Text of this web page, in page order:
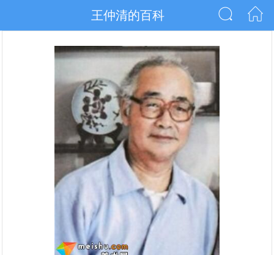
王仲清的百科